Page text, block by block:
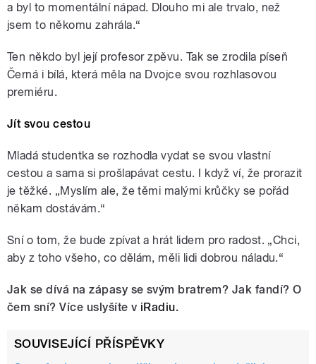
a byl to momentální nápad. Dlouho mi ale trvalo, než
jsem to někomu zahrála.“
Ten někdo byl její profesor zpěvu. Tak se zrodila píseň
Černá i bílá, která měla na Dvojce svou rozhlasovou
premiéru.
Jít svou cestou
Mladá studentka se rozhodla vydat se svou vlastní
cestou a sama si prošlapávat cestu. I když ví, že prorazit
je těžké. „Myslím ale, že těmi malými krůčky se pořád
někam dostávám.“
Sní o tom, že bude zpívat a hrát lidem pro radost. „Chci,
aby z toho všeho, co dělám, měli lidi dobrou náladu.“
Jak se dívá na zápasy se svým bratrem? Jak fandí? O
čem sní?Více uslyšíte v iRadiu.
SOUVISEJÍCÍ PŘÍSPĚVKY